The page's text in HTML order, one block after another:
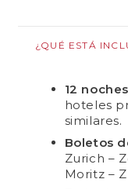
¿QUÉ ESTÁ
12
hoteles
similares.
Boletos
Zurich –
Moritz –